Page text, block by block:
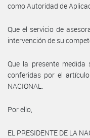
como Autoridad de
Que el servicio de
intervención de su
Que la presente
conferidas por el
NACIONAL.
Por ello,
EL PRESIDENTE DE LA